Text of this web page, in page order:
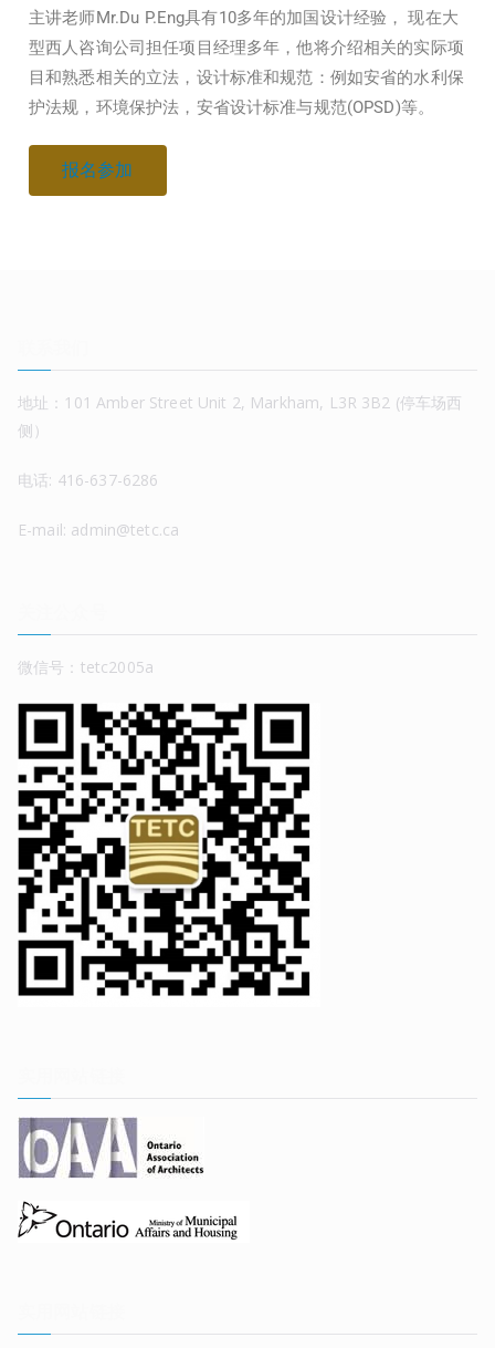
主讲老师Mr.Du P.Eng具有10多年的加国设计经验， 现在大
型西人咨询公司担任项目经理多年，他将介绍相关的实际项
目和熟悉相关的立法，设计标准和规范：例如安省的水利保
护法规，环境保护法，安省设计标准与规范(OPSD)等。
报名参加
地址：101 Amber Street Unit 2, Markham, L3R 3B2 (停车场西
侧）
电话: 416-637-6286
E-mail: admin@tetc.ca
微信号：tetc2005a